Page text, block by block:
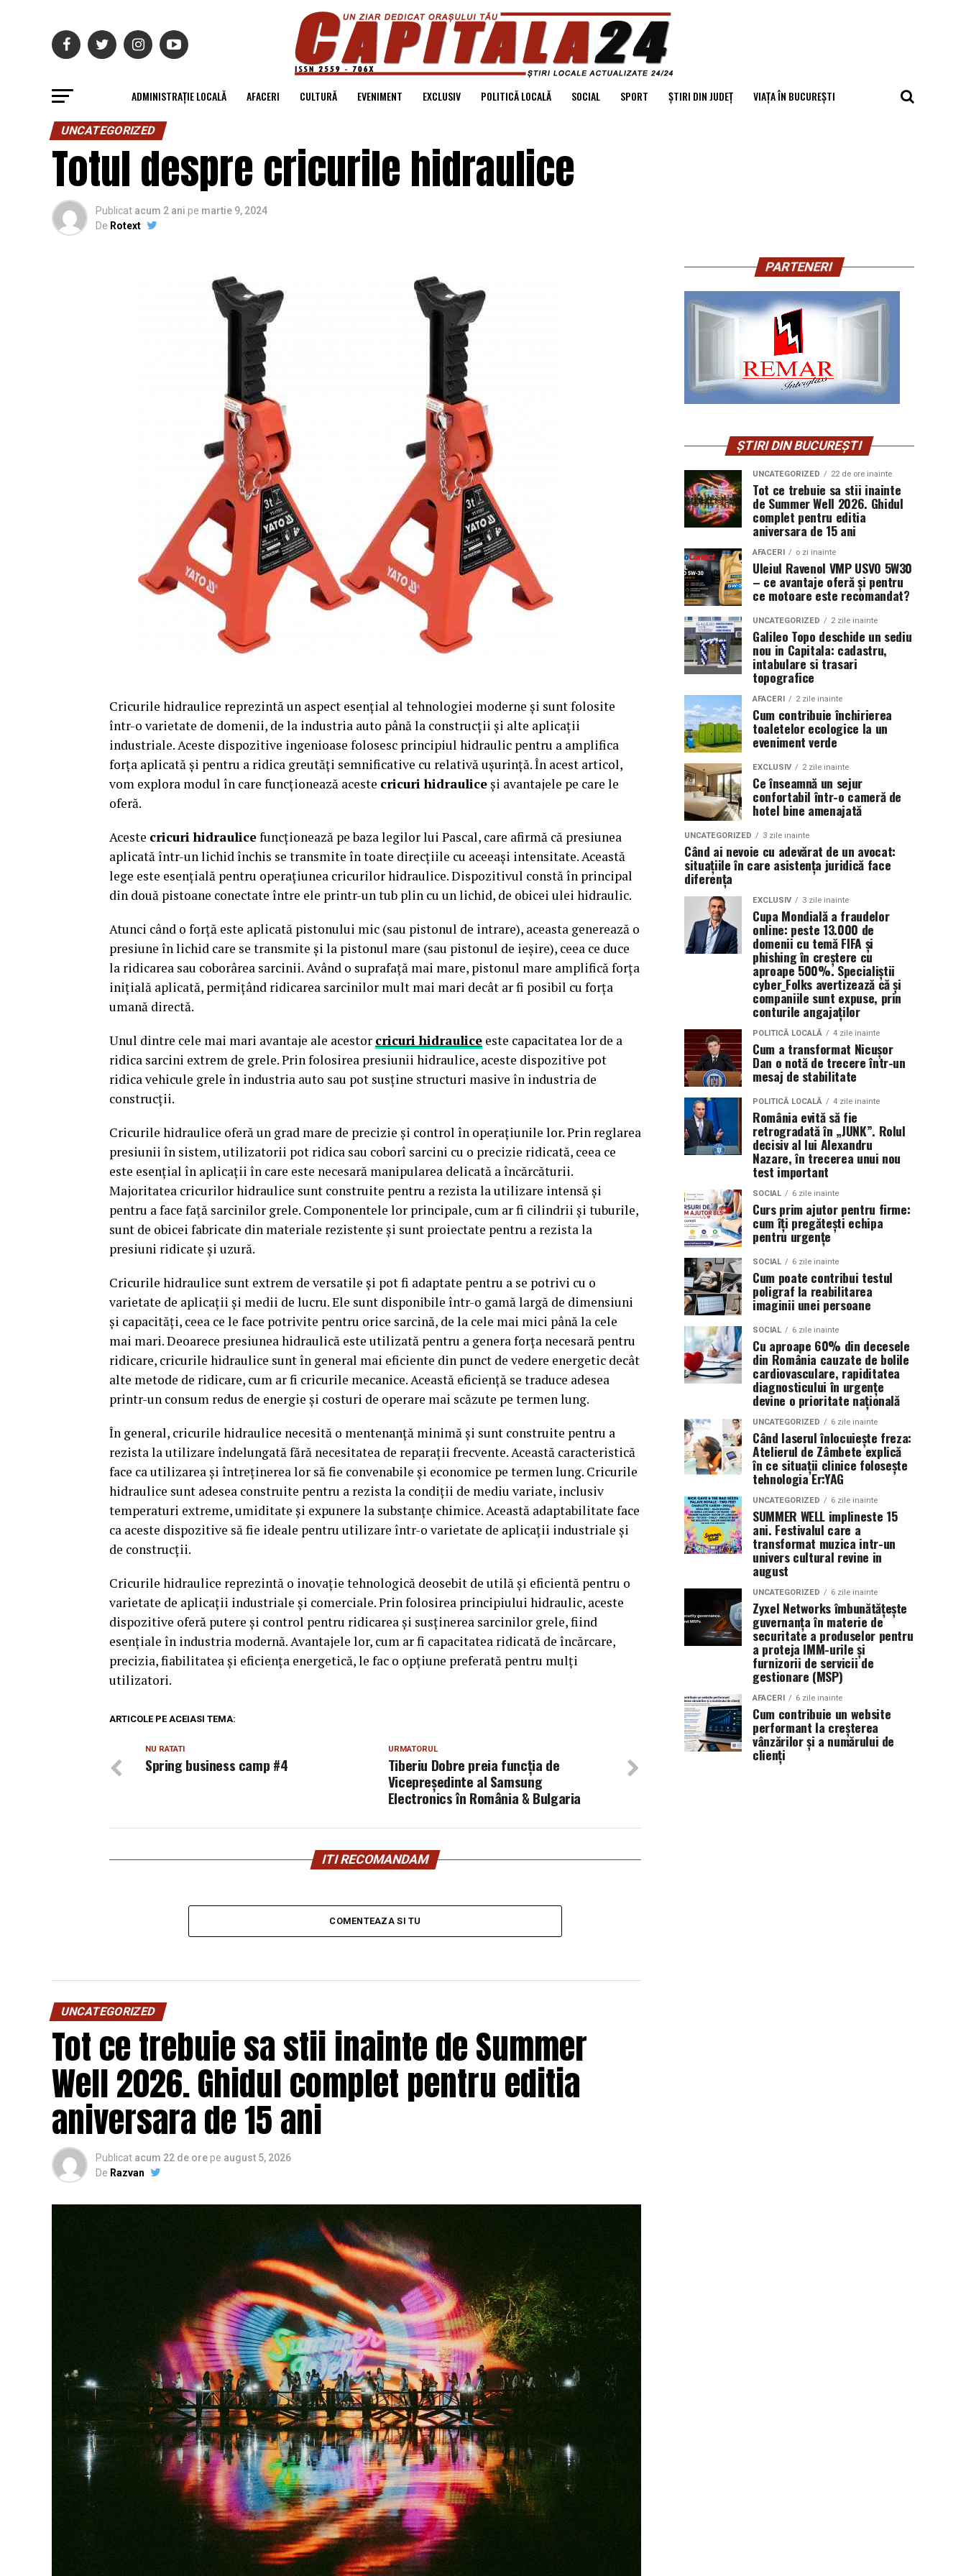
ADMINISTRAȚIE LOCALĂ AFACERI CULTURĂ EVENIMENT EXCLUSIV POLITICĂ LOCALĂ SOCIAL SPORT ȘTIRI DIN JUDEȚ VIAȚA ÎN BUCUREȘTI
UNCATEGORIZED
Totul despre cricurile hidraulice
Publicat acum 2 ani pe martie 9, 2024
De Rotext
Cricurile hidraulice reprezintă un aspect esențial al tehnologiei moderne și sunt folosite
într-o varietate de domenii, de la industria auto până la construcții și alte aplicații
industriale. Aceste dispozitive ingenioase folosesc principiul hidraulic pentru a amplifica
forța aplicată și pentru a ridica greutăți semnificative cu relativă ușurință. În acest articol,
vom explora modul în care funcționează aceste cricuri hidrauliceși avantajele pe care le
oferă.
Aceste cricuri hidraulicefuncționează pe baza legilor lui Pascal, care afirmă că presiunea
aplicată într-un lichid închis se transmite în toate direcțiile cu aceeași intensitate. Această
lege este esențială pentru operațiunea cricurilor hidraulice. Dispozitivul constă în principal
din două pistoane conectate între ele printr-un tub plin cu un lichid, de obicei ulei hidraulic.
Atunci când o forță este aplicată pistonului mic (sau pistonul de intrare), aceasta generează o
presiune în lichid care se transmite și la pistonul mare (sau pistonul de ieșire), ceea ce duce
la ridicarea sau coborârea sarcinii. Având o suprafață mai mare, pistonul mare amplifică forța
inițială aplicată, permițând ridicarea sarcinilor mult mai mari decât ar fi posibil cu forța
umană directă.
Unul dintre cele mai mari avantaje ale acestor cricuri hidraulice este capacitatea lor de a
ridica sarcini extrem de grele. Prin folosirea presiunii hidraulice, aceste dispozitive pot
ridica vehicule grele în industria auto sau pot susține structuri masive în industria de
construcții.
Cricurile hidraulice oferă un grad mare de precizie și control în operațiunile lor. Prin reglarea
presiunii în sistem, utilizatorii pot ridica sau coborî sarcini cu o precizie ridicată, ceea ce
este esențial în aplicații în care este necesară manipularea delicată a încărcăturii.
Majoritatea cricurilor hidraulice sunt construite pentru a rezista la utilizare intensă și
pentru a face față sarcinilor grele. Componentele lor principale, cum ar fi cilindrii și tuburile,
sunt de obicei fabricate din materiale rezistente și sunt proiectate pentru a rezista la
presiuni ridicate și uzură.
Cricurile hidraulice sunt extrem de versatile și pot fi adaptate pentru a se potrivi cu o
varietate de aplicații și medii de lucru. Ele sunt disponibile într-o gamă largă de dimensiuni
și capacități, ceea ce le face potrivite pentru orice sarcină, de la cele mai mici până la cele
mai mari. Deoarece presiunea hidraulică este utilizată pentru a genera forța necesară pentru
ridicare, cricurile hidraulice sunt în general mai eficiente din punct de vedere energetic decât
alte metode de ridicare, cum ar fi cricurile mecanice. Această eficiență se traduce adesea
printr-un consum redus de energie și costuri de operare mai scăzute pe termen lung.
În general, cricurile hidraulice necesită o mentenanță minimă și sunt construite pentru a
rezista la utilizare îndelungată fără necesitatea de reparații frecvente. Această caracteristică
face ca utilizarea și întreținerea lor să fie convenabile și economice pe termen lung. Cricurile
hidraulice sunt adesea construite pentru a rezista la condiții de mediu variate, inclusiv
temperaturi extreme, umiditate și expunere la substanțe chimice. Această adaptabilitate face
ca aceste dispozitive să fie ideale pentru utilizare într-o varietate de aplicații industriale și
de construcții.
Cricurile hidraulice reprezintă o inovație tehnologică deosebit de utilă și eficientă pentru o
varietate de aplicații industriale și comerciale. Prin folosirea principiului hidraulic, aceste
dispozitive oferă putere și control pentru ridicarea și susținerea sarcinilor grele, fiind
esențiale în industria modernă. Avantajele lor, cum ar fi capacitatea ridicată de încărcare,
precizia, fiabilitatea și eficiența energetică, le fac o opțiune preferată pentru mulți
utilizatori.
ARTICOLE PE ACEIASI TEMA:
URMATORUL
Tiberiu Dobre preia funcția de
Vicepreședinte al Samsung
Electronics în România & Bulgaria
NU RATATI
Spring business camp #4
ITI RECOMANDAM
COMENTEAZA SI TU
UNCATEGORIZED
Tot ce trebuie sa stii inainte de Summer
Well 2026. Ghidul complet pentru editia
aniversara de 15 ani
Publicat acum 22 de ore pe august 5, 2026
De Razvan
PARTENERI
ȘTIRI DIN BUCUREȘTI
UNCATEGORIZED 22 de ore inainte
Tot ce trebuie sa stii inainte
de Summer Well 2026. Ghidul
complet pentru editia
aniversara de 15 ani
AFACERI o zi inainte
Uleiul Ravenol VMP USVO 5W30
– ce avantaje oferă și pentru
ce motoare este recomandat?
UNCATEGORIZED 2 zile inainte
Galileo Topo deschide un sediu
nou in Capitala: cadastru,
intabulare si trasari
topografice
AFACERI 2 zile inainte
Cum contribuie închirierea
toaletelor ecologice la un
eveniment verde
EXCLUSIV 2 zile inainte
Ce înseamnă un sejur
confortabil într-o cameră de
hotel bine amenajată
UNCATEGORIZED 3 zile inainte
Când ai nevoie cu adevărat de un avocat:
situațiile în care asistența juridică face
diferența
EXCLUSIV 3 zile inainte
Cupa Mondială a fraudelor
online: peste 13.000 de
domenii cu temă FIFA și
phishing în creștere cu
aproape 500%. Specialiștii
cyber_Folks avertizează că și
companiile sunt expuse, prin
conturile angajaților
POLITICĂ LOCALĂ 4 zile inainte
Cum a transformat Nicușor
Dan o notă de trecere într-un
mesaj de stabilitate
POLITICĂ LOCALĂ 4 zile inainte
România evită să fie
retrogradată în „JUNK”. Rolul
decisiv al lui Alexandru
Nazare, în trecerea unui nou
test important
SOCIAL 6 zile inainte
Curs prim ajutor pentru firme:
cum îți pregătești echipa
pentru urgențe
SOCIAL 6 zile inainte
Cum poate contribui testul
poligraf la reabilitarea
imaginii unei persoane
SOCIAL 6 zile inainte
Cu aproape 60% din decesele
din România cauzate de bolile
cardiovasculare, rapiditatea
diagnosticului în urgențe
devine o prioritate națională
UNCATEGORIZED 6 zile inainte
Când laserul înlocuiește freza:
Atelierul de Zâmbete explică
în ce situații clinice folosește
tehnologia Er:YAG
UNCATEGORIZED 6 zile inainte
SUMMER WELL implineste 15
ani. Festivalul care a
transformat muzica intr-un
univers cultural revine in
august
UNCATEGORIZED 6 zile inainte
Zyxel Networks îmbunătățește
guvernanța în materie de
securitate a produselor pentru
a proteja IMM-urile și
furnizorii de servicii de
gestionare (MSP)
AFACERI 6 zile inainte
Cum contribuie un website
performant la creșterea
vânzărilor și a numărului de
clienți